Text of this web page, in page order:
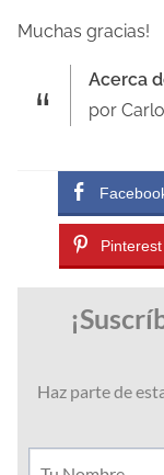
Muchas gracias!
Acerca
por
Pinterest